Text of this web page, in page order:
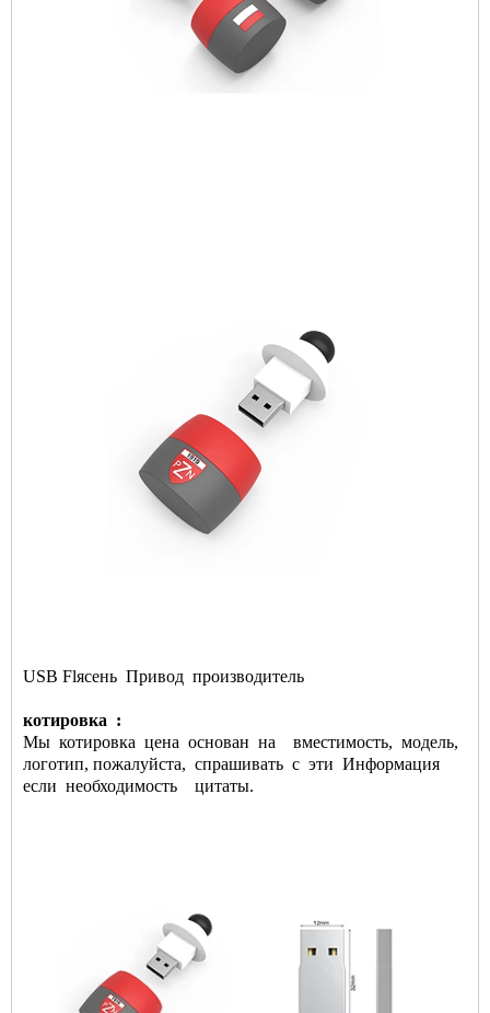
USB Flясень Привод производитель
котировка :
Мы котировка цена основан на вместимость, модель,
логотип, пожалуйста, спрашивать с эти Информация
если необходимость цитаты.